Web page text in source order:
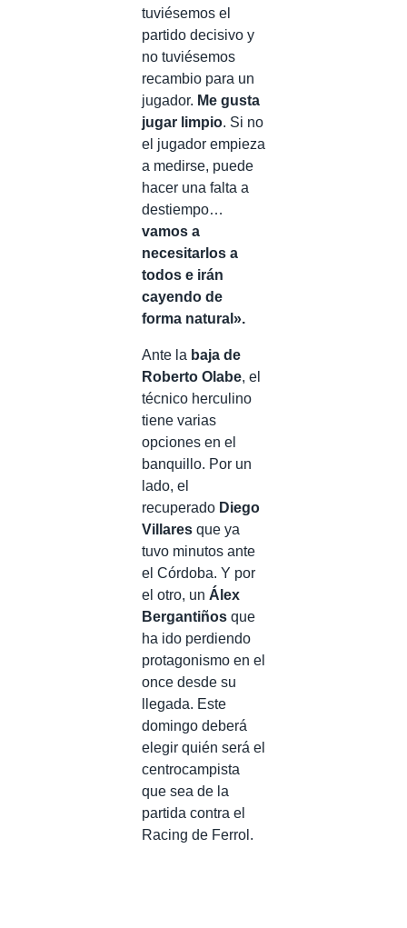
tuviésemos el
partido decisivo y
no tuviésemos
recambio para un
jugador. Me gusta
jugar limpio. Si no
el jugador empieza
a medirse, puede
hacer una falta a
destiempo…
vamos a
necesitarlos a
todos e irán
cayendo de
forma natural».
Ante la baja de
Roberto Olabe, el
técnico herculino
tiene varias
opciones en el
banquillo. Por un
lado, el
recuperado Diego
Villares que ya
tuvo minutos ante
el Córdoba. Y por
el otro, un Álex
Bergantiños que
ha ido perdiendo
protagonismo en el
once desde su
llegada. Este
domingo deberá
elegir quién será el
centrocampista
que sea de la
partida contra el
Racing de Ferrol.